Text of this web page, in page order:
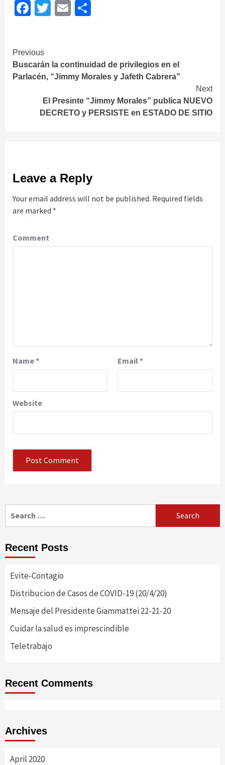
Facebook
Twitter
Email
Continue
Reading
Previous
Buscarán la continuidad de privilegios en el
Parlacén, “Jimmy Morales y Jafeth Cabrera”
Next
El Presinte “Jimmy Morales” publica NUEVO
DECRETO y PERSISTE en ESTADO DE SITIO
Leave a Reply
Your email address will not be published. Required fields
are marked *
Comment
Name* Email *
Website
for:
Recent Posts
Evite-Contagio
Distribucion de Casos de COVID-19 (20/4/20)
Mensaje del Presidente Giammattei 22-21-20
Cuidar la salud es imprescindible
Teletrabajo
Recent Comments
Archives
April 2020